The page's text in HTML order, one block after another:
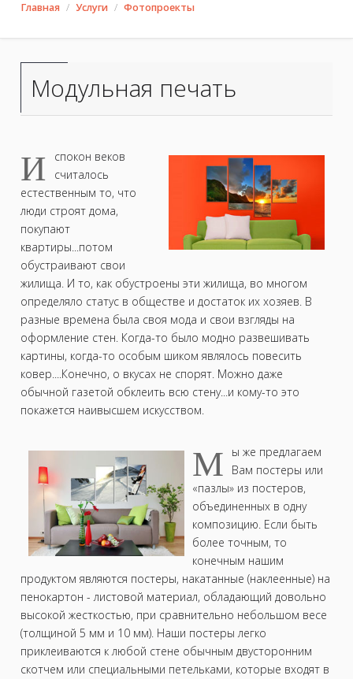
Главная Услуги Фотопроекты
Модульная печать
И
спокон веков
считалось
естественным то, что
люди строят дома,
покупают
квартиры...потом
обустраивают свои
жилища. И то, как обустроены эти жилища, во многом
определяло статус в обществе и достаток их хозяев. В
разные времена была своя мода и свои взгляды на
оформление стен. Когда-то было модно развешивать
картины, когда-то особым шиком являлось повесить
ковер....Конечно, о вкусах не спорят. Можно даже
обычной газетой обклеить всю стену...и кому-то это
покажется наивысшем искусством.
М
ы же предлагаем
Вам постеры или
«пазлы» из постеров,
объединенных в одну
композицию. Если быть
более точным, то
конечным нашим
продуктом являются постеры, накатанные (наклеенные) на
пенокартон - листовой материал, обладающий довольно
высокой жесткостью, при сравнительно небольшом весе
(толщиной 5 мм и 10 мм). Наши постеры легко
приклеиваются к любой стене обычным двусторонним
скотчем или специальными петельками, которые входят в